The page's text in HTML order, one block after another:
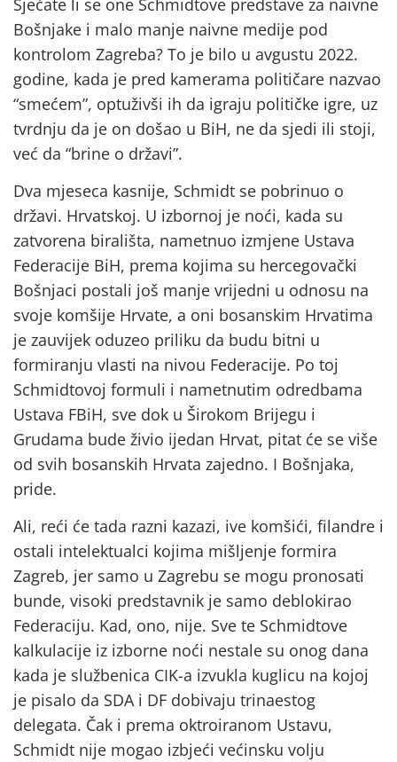
Bošnjake i malo manje naivne medije pod
kontrolom Zagreba? To je bilo u avgustu 2022.
godine, kada je pred kamerama političare nazvao
“smećem”, optuživši ih da igraju političke igre, uz
tvrdnju da je on došao u BiH, ne da sjedi ili stoji,
već da “brine o državi”.
Dva mjeseca kasnije, Schmidt se pobrinuo o
državi. Hrvatskoj. U izbornoj je noći, kada su
zatvorena birališta, nametnuo izmjene Ustava
Federacije BiH, prema kojima su hercegovački
Bošnjaci postali još manje vrijedni u odnosu na
svoje komšije Hrvate, a oni bosanskim Hrvatima
je zauvijek oduzeo priliku da budu bitni u
formiranju vlasti na nivou Federacije. Po toj
Schmidtovoj formuli i nametnutim odredbama
Ustava FBiH, sve dok u Širokom Brijegu i
Grudama bude živio ijedan Hrvat, pitat će se više
od svih bosanskih Hrvata zajedno. I Bošnjaka,
pride.
Ali, reći će tada razni kazazi, ive komšići, filandre i
ostali intelektualci kojima mišljenje formira
Zagreb, jer samo u Zagrebu se mogu pronosati
bunde, visoki predstavnik je samo deblokirao
Federaciju. Kad, ono, nije. Sve te Schmidtove
kalkulacije iz izborne noći nestale su onog dana
kada je službenica CIK-a izvukla kuglicu na kojoj
je pisalo da SDA i DF dobivaju trinaestog
delegata. Čak i prema oktroiranom Ustavu,
Schmidt nije mogao izbjeći većinsku volju